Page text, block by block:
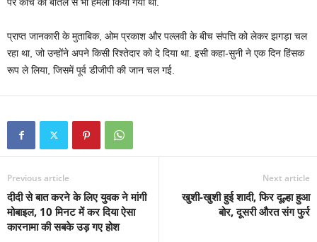
प्राप्त जानकारी के मुताबिक, ओम प्रकाश और पल्लवी के बीच संपत्ति को लेकर झगड़ा चल
रहा था, जो उन्होंने अपने किसी रिश्तेदार को दे दिया था. इसी कहा-सुनी ने एक दिन हिंसक
रूप ले लिया, जिसमें पूर्व डीजीपी की जान चल गई.
Previous article
दीदी से बात करने के लिए युवक ने मांगी
मोबाइल, 10 मिनट में कर दिया ऐसा
कारनामा की सबके उड़ गए होश
Next article
खुशी-खुशी हुई शादी, फिर दूल्हा हुआ
बोर, दूसरी औरत संग फुर्र